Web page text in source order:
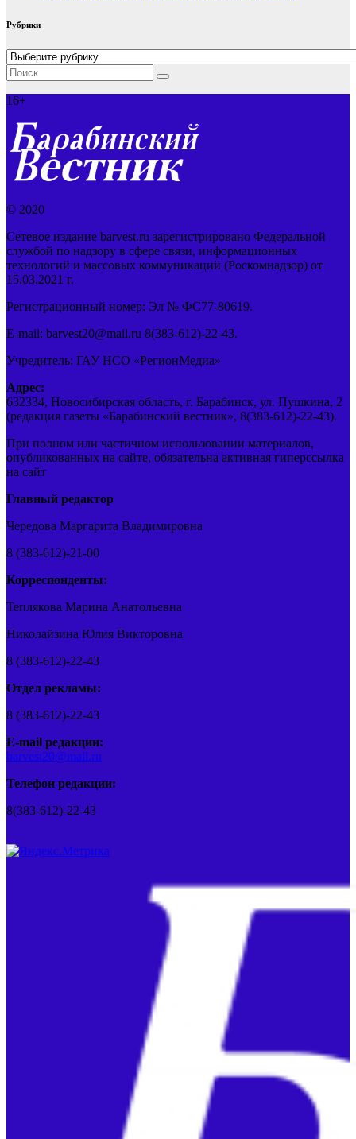
Рубрики
Рубрики
16+
© 2020
Сетевое издание barvest.ru зарегистрировано Федеральной
службой по надзору в сфере связи, информационных
технологий и массовых коммуникаций (Роскомнадзор) от
15.03.2021 г.
Регистрационный номер: Эл № ФС77-80619.
E-mail: barvest20@mail.ru 8(383-612)-22-43.
Учредитель: ГАУ НСО «РегионМедиа»
Адрес:
632334, Новосибирская область, г. Барабинск, ул. Пушкина, 2
(редакция газеты «Барабинский вестник», 8(383-612)-22-43).
При полном или частичном использовании материалов,
опубликованных на сайте, обязательна активная гиперссылка
на сайт
Главный редактор
Чередова Маргарита Владимировна
8 (383-612)-21-00
Корреспонденты:
Теплякова Марина Анатольевна
Николайзина Юлия Викторовна
8 (383-612)-22-43
Отдел рекламы:
8 (383-612)-22-43
E-mail редакции:
barvest20@mail.ru
Телефон редакции:
8(383-612)-22-43